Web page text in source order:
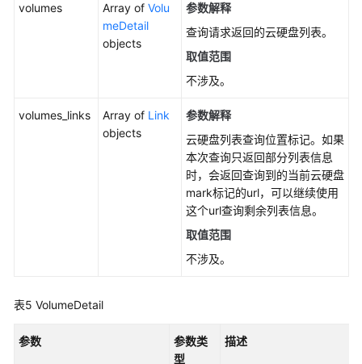
盘
CinderDeleteVolumeV3
CinderUpdateVolumeV3
盘
volumes Array of Volu
meDetail
objects
参数解释
查询请求返回的云硬盘列表。
取值范围
不涉及。
volumes_links Array of Link
objects
参数解释
云硬盘列表查询位置标记。如果
本次查询只返回部分列表信息
时，会返回查询到的当前云硬盘
mark标记的url，可以继续使用
这个url查询剩余列表信息。
取值范围
不涉及。
表5 VolumeDetail
参数
参数类
型
描述